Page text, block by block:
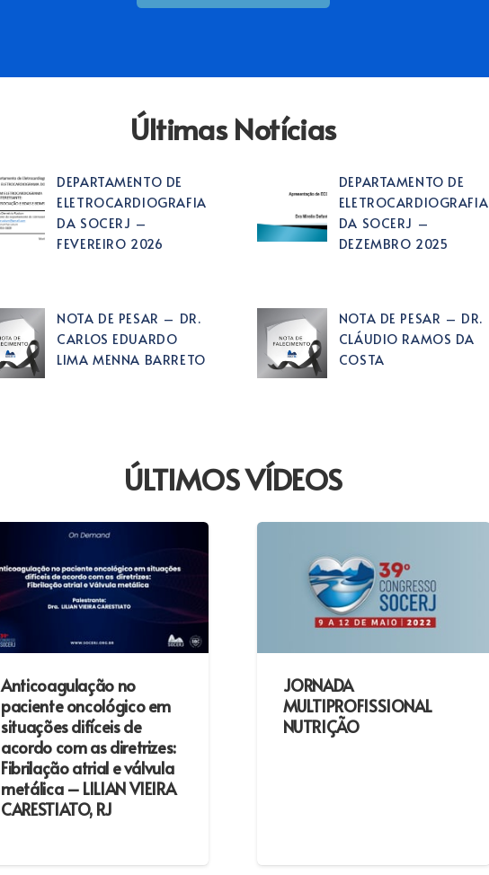
Últimas Notícias
DEPARTAMENTO DE
ELETROCARDIOGRAFIA
DA SOCERJ –
FEVEREIRO 2026
DEPARTAMENTO DE
ELETROCARDIOGRAFIA
DA SOCERJ –
DEZEMBRO 2025
NOTA DE PESAR – DR.
CARLOS EDUARDO
LIMA MENNA BARRETO
NOTA DE PESAR – DR.
CLÁUDIO RAMOS DA
COSTA
ÚLTIMOS VÍDEOS
Anticoagulação no
paciente oncológico em
situações difíceis de
acordo com as diretrizes:
Fibrilação atrial e válvula
metálica – LILIAN VIEIRA
CARESTIATO, RJ
JORNADA
MULTIPROFISSIONAL
NUTRIÇÃO